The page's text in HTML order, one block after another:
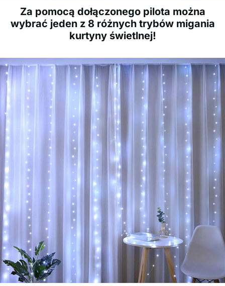
Za pomocą dołączonego pilota można
wybrać jeden z 8 różnych trybów migania
kurtyny świetlnej!